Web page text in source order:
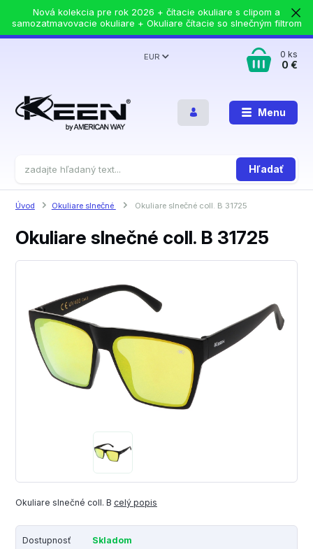
Nová kolekcia pre rok 2026 + čítacie okuliare s clipom a
samozatmavovacie okuliare + Okuliare čítacie so slnečným filtrom
Menu
EUR
Hľadať
0ks
0 €
Úvod Okuliare slnečné Okuliare slnečné coll. B 31725
Okuliare slnečné coll. B 31725
Okuliare slnečné coll. B celý popis
Dostupnosť Skladom